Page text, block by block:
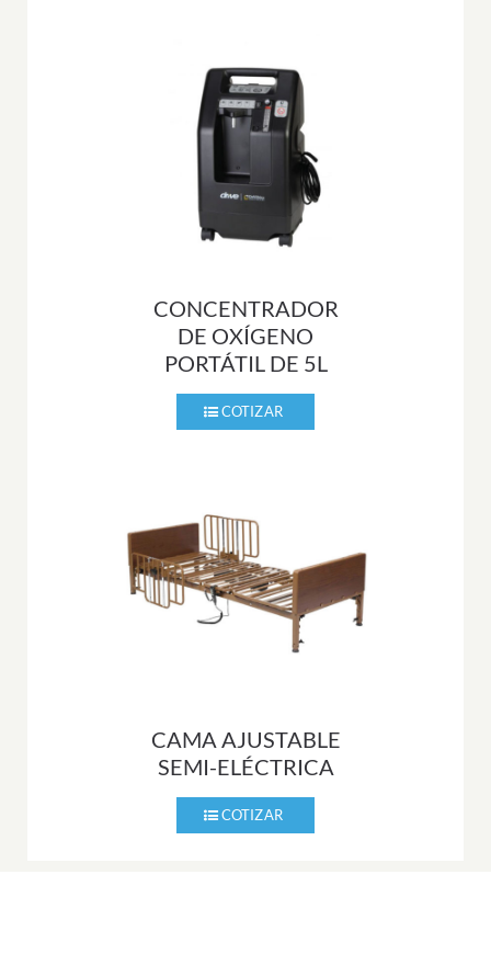
CONCENTRADOR
DE OXÍGENO
PORTÁTIL DE 5L
CAMA AJUSTABLE
SEMI-ELÉCTRICA